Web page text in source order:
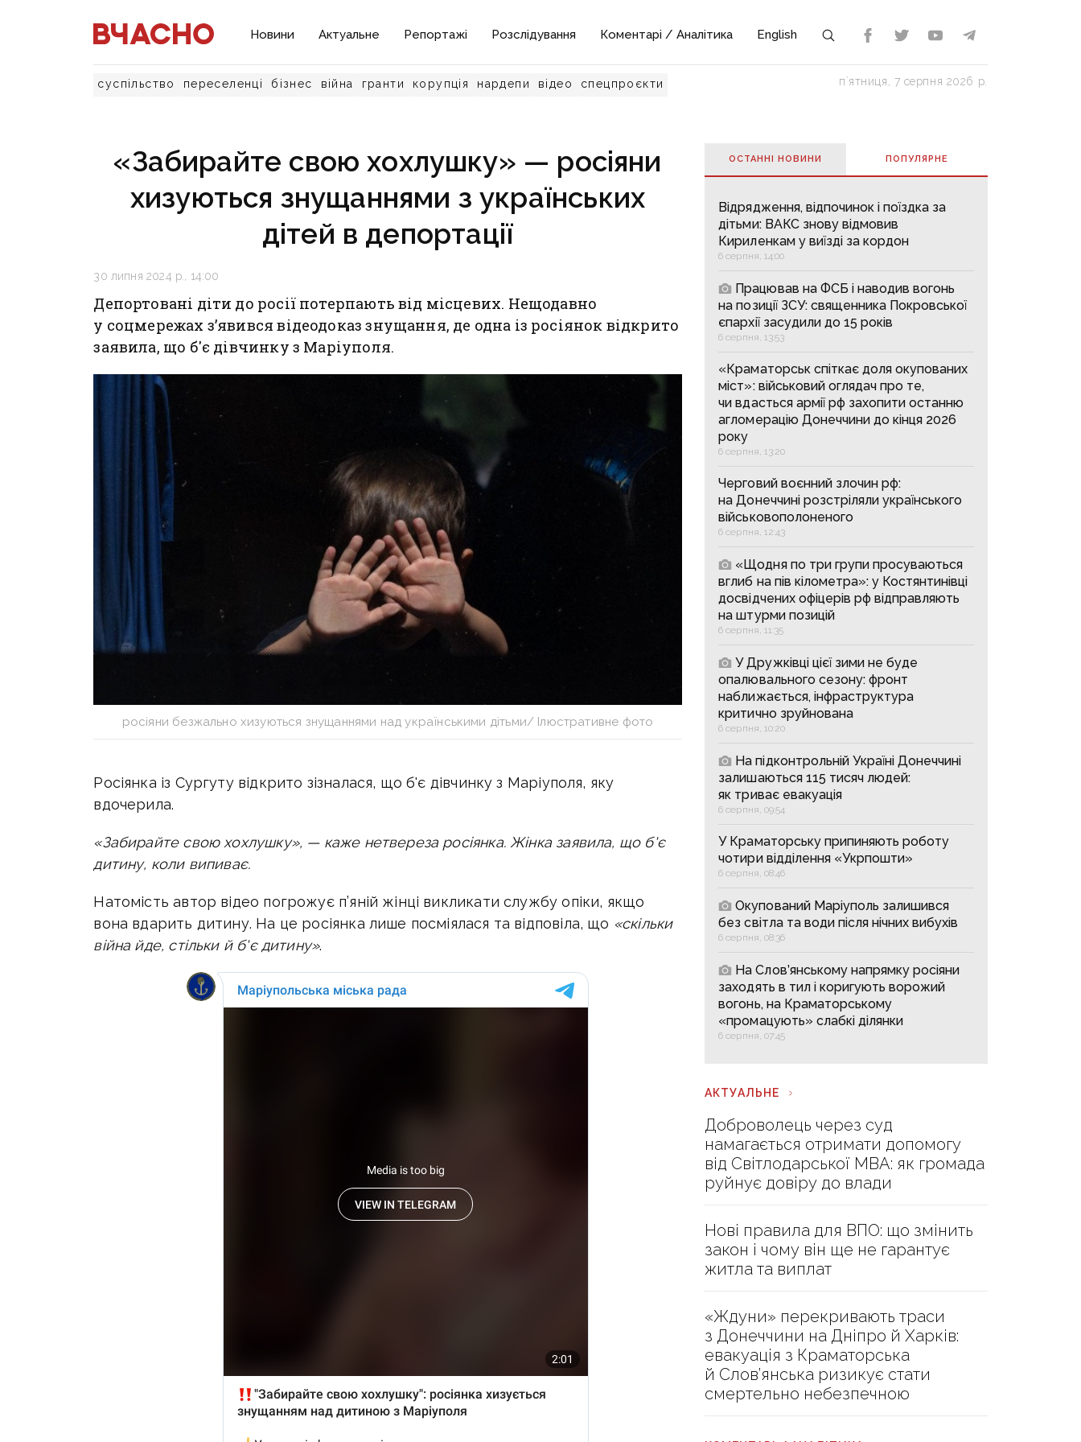
Новини Актуальне Репортажі Розслідування Коментарі / Аналітика English
суспільство переселенці бізнес війна гранти корупція нардепи відео спецпроєкти пʼятниця, 7 серпня 2026 р.
«Забирайте свою хохлушку» — росіяни
хизуються знущаннями з українських
дітей в депортації
30 липня 2024 р., 14:00
Депортовані діти до росії потерпають від місцевих. Нещодавно
у соцмережах з’явився відеодоказ знущання, де одна із росіянок відкрито
заявила, що б'є дівчинку з Маріуполя.
росіяни безжально хизуються знущаннями над українськими дітьми/ Ілюстративне фото
Росіянка із Сургуту відкрито зізналася, що б'є дівчинку з Маріуполя, яку
вдочерила.
«Забирайте свою хохлушку», — каже нетвереза росіянка. Жінка заявила, щоб'є
дитину, коли випиває.
Натомість автор відео погрожує п’яній жінці викликати службу опіки, якщо
вона вдарить дитину. На це росіянка лише посміялася та відповіла, що «скільки
війна йде, стільки й б'є дитину».
ОСТАННІ НОВИНИ ПОПУЛЯРНE
Відрядження, відпочинок і поїздка за
дітьми: ВАКС знову відмовив
Кириленкам у виїзді за кордон
6 серпня, 14:00
Працював на ФСБ і наводив вогонь
на позиції ЗСУ: священника Покровської
єпархії засудили до 15 років
6 серпня, 13:53
«Краматорськ спіткає доля окупованих
міст»: військовий оглядач про те,
чи вдасться армії рф захопити останню
агломерацію Донеччини до кінця 2026
року
6 серпня, 13:20
Черговий воєнний злочин рф:
на Донеччині розстріляли українського
військовополоненого
6 серпня, 12:43
«Щодня по три групи просуваються
вглиб на пів кілометра»: у Костянтинівці
досвідчених офіцерів рф відправляють
на штурми позицій
6 серпня, 11:35
У Дружківці цієї зими не буде
опалювального сезону: фронт
наближається, інфраструктура
критично зруйнована
6 серпня, 10:20
На підконтрольній Україні Донеччині
залишаються 115 тисяч людей:
як триває евакуація
6 серпня, 09:54
У Краматорську припиняють роботу
чотири відділення «Укрпошти»
6 серпня, 08:46
Окупований Маріуполь залишився
без світла та води після нічних вибухів
6 серпня, 08:36
На Слов’янському напрямку росіяни
заходять в тил і коригують ворожий
вогонь, на Краматорському
«промацують» слабкі ділянки
6 серпня, 07:45
АКТУАЛЬНЕ
Доброволець через суд
намагається отримати допомогу
від Світлодарської МВА: як громада
руйнує довіру до влади
Нові правила для ВПО: що змінить
закон і чому він ще не гарантує
житла та виплат
«Ждуни» перекривають траси
з Донеччини на Дніпро й Харків:
евакуація з Краматорська
й Слов’янська ризикує стати
смертельно небезпечною